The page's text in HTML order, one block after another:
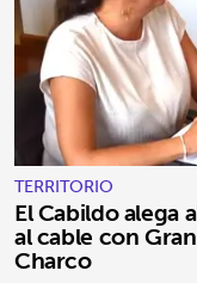
TERRITORIO
El Cabildo alega
al cable con
Charco